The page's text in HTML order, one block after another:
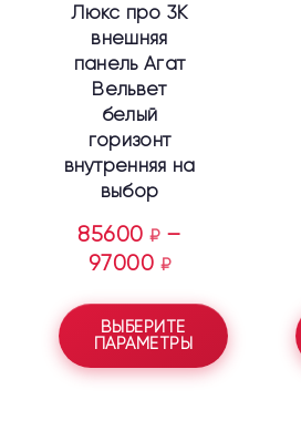
Люкс про 3К
внешняя
панель Агат
Вельвет
белый
горизонт
внутренняя на
выбор
85600₽ –
97000 ₽
ВЫБЕРИТЕ
ПАРАМЕТРЫ
товара.